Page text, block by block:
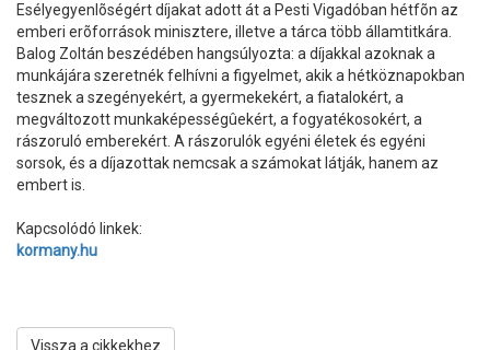
Esélyegyenlõségért díjakat adott át a Pesti Vigadóban hétfõn az
emberi erõforrások minisztere, illetve a tárca több államtitkára.
Balog Zoltán beszédében hangsúlyozta: a díjakkal azoknak a
munkájára szeretnék felhívni a figyelmet, akik a hétköznapokban
tesznek a szegényekért, a gyermekekért, a fiatalokért, a
megváltozott munkaképességûekért, a fogyatékosokért, a
rászoruló emberekért. A rászorulók egyéni életek és egyéni
sorsok, és a díjazottak nemcsak a számokat látják, hanem az
embert is.
Kapcsolódó linkek:
kormany.hu
Vissza a cikkekhez